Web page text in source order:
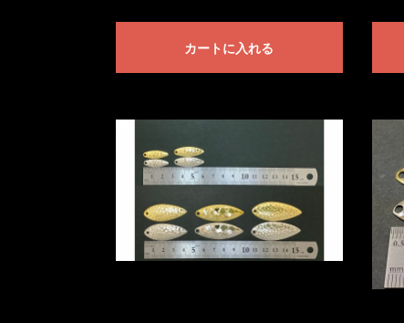
カートに入れる